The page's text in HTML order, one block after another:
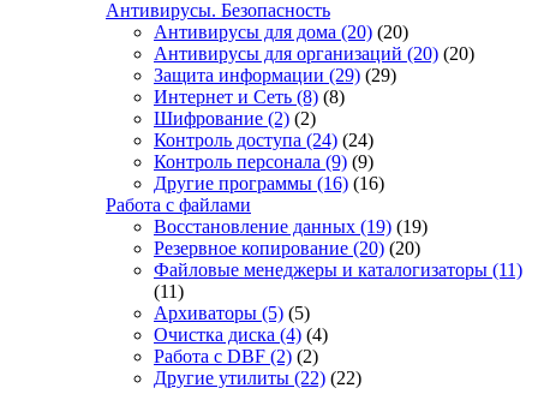
Антивирусы. Безопасность
Антивирусы для дома (20) (20)
Антивирусы для организаций (20) (20)
Защита информации (29) (29)
Интернет и Сеть (8) (8)
Шифрование (2) (2)
Контроль доступа (24) (24)
Контроль персонала (9) (9)
Другие программы (16) (16)
Работа с файлами
Восстановление данных (19) (19)
Резервное копирование (20) (20)
Файловые менеджеры и каталогизаторы (11)
(11)
Архиваторы (5) (5)
Очистка диска (4) (4)
Работа с DBF (2) (2)
Другие утилиты (22) (22)